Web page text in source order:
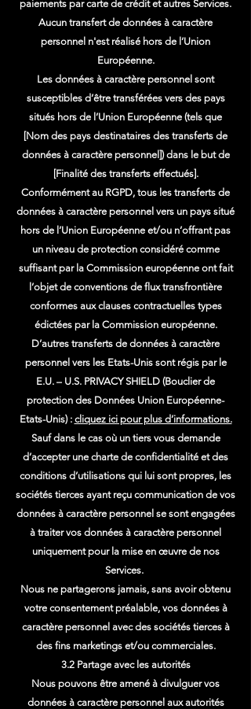
paiements par carte de crédit et autres Services.
Aucun transfert de données à caractère
personnel n'est réalisé hors de l’Union
Européenne.
Les données à caractère personnel sont
susceptibles d’être transférées vers des pays
situés hors de l’Union Européenne (tels que
[Nom des pays destinataires des transferts de
données à caractère personnel]) dans le but de
[Finalité des transferts effectués].
Conformément au RGPD, tous les transferts de
données à caractère personnel vers un pays situé
hors de l’Union Européenne et/ou n’offrant pas
un niveau de protection considéré comme
suffisant par la Commission européenne ont fait
l’objet de conventions de flux transfrontière
conformes aux clauses contractuelles types
édictées par la Commission européenne.
D’autres transferts de données à caractère
personnel vers les Etats-Unis sont régis par le
E.U. – U.S. PRIVACY SHIELD (Bouclier de
protection des Données Union Européenne-
Etats-Unis) : cliquez ici pour plus d’informations.
Sauf dans le cas où un tiers vous demande
d’accepter une charte de confidentialité et des
conditions d’utilisations qui lui sont propres, les
sociétés tierces ayant reçu communication de vos
données à caractère personnel se sont engagées
à traiter vos données à caractère personnel
uniquement pour la mise en œuvre de nos
Services.
Nous ne partagerons jamais, sans avoir obtenu
votre consentement préalable, vos données à
caractère personnel avec des sociétés tierces à
des fins marketings et/ou commerciales.
3.2 Partage avec les autorités
Nous pouvons être amené à divulguer vos
données à caractère personnel aux autorités